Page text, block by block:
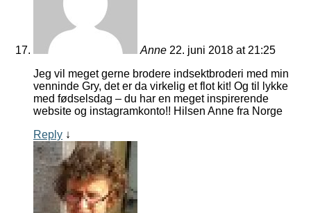
Anne 22. juni 2018 at 21:25
Jeg vil meget gerne brodere indsektbroderi med min
venninde Gry, det er da virkelig et flot kit! Og til lykke
med fødselsdag – du har en meget inspirerende
website og instagramkonto!! Hilsen Anne fra Norge
Reply ↓